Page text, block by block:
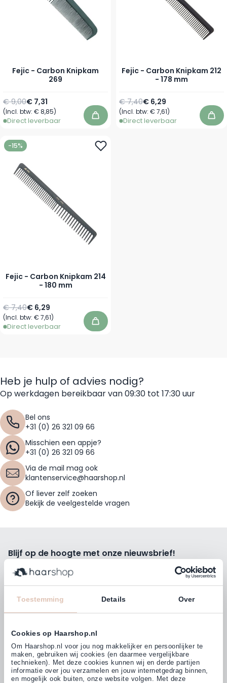
Toestemming Details Over
Cookies op Haarshop.nl
Om Haarshop.nl voor jou nog makkelijker en persoonlijker te
maken, gebruiken wij cookies (en daarmee vergelijkbare
technieken). Met deze cookies kunnen wij en derde partijen
informatie over jou verzamelen en jouw internetgedrag binnen,
en mogelijk ook buiten, onze website volgen. Met deze
Fejic - Carbon Knipkam
269
Speciale prijs
€ 7,31
Normale prijs
€ 9,00
(Incl. btw: € 8,85)
Direct leverbaar In winkelwagen
Fejic - Carbon Knipkam 212
- 178 mm
Speciale prijs
€ 6,29
Normale prijs
€ 7,40
(Incl. btw: € 7,61)
Direct leverbaar In
-15%
Fejic - Carbon Knipkam 214
- 180 mm
Speciale prijs
€ 6,29
Normale prijs
€ 7,40
(Incl. btw: € 7,61)
Direct leverbaar In winkelwagen
Heb je hulp of advies nodig?
Op werkdagen bereikbaar van 09:30 tot 17:30 uur
Bel ons
+31 (0) 26 321 09 66
Misschien een appje?
+31 (0) 26 321 09 66
Via de mail mag ook
klantenservice@haarshop.nl
Of liever zelf zoeken
Bekijk de veelgestelde vragen
Blijf op de hoogte met onze nieuwsbrief!
Ontvang wekelijks de beste kortingsacties, tips en nieuws
rechtstreeks in jou e-mailbox.
E-mailadres
Inschrijven
Volg ons
Klanten beoordelen ons met